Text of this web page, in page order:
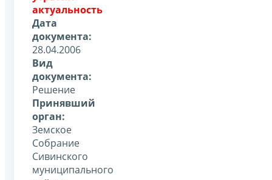
актуальность
Дата
документа:
28.04.2006
Вид
документа:
Решение
Принявший
орган:
Земское
Собрание
Сивинского
муниципального